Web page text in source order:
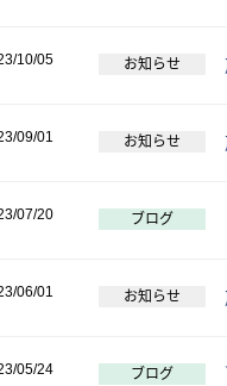
10/05 お知らせ
09/01 お知らせ
07/20 ブログ
06/01 お知らせ
05/24 ブログ